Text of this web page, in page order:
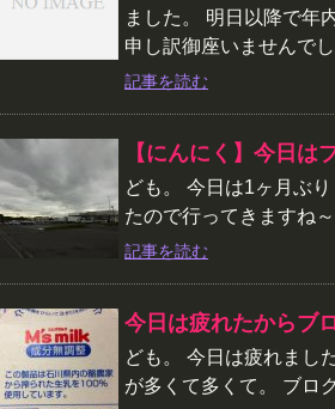
ました。 明日以降で年
申し訳御座いませんで
記事を読む
【にんにく】今日は
ども。 今日は1ヶ月ぶ
たので行ってきますね
記事を読む
今日は疲れたからブ
ども。 今日は疲れまし
が多くて多くて。 ブロ